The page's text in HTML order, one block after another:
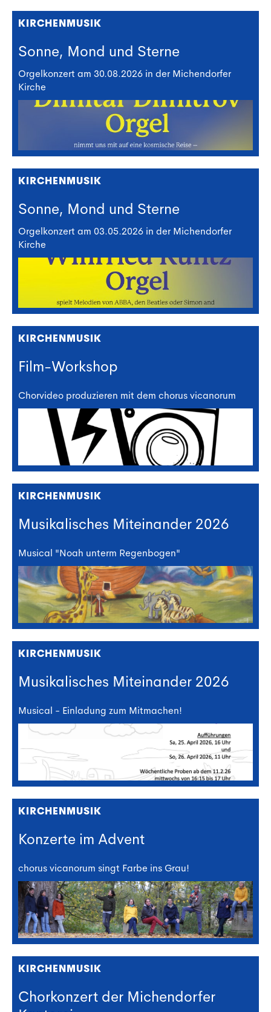
KIRCHENMUSIK
Sonne, Mond und Sterne
Orgelkonzert am 30.08.2026 in der Michendorfer
Kirche
KIRCHENMUSIK
Sonne, Mond und Sterne
Orgelkonzert am 03.05.2026 in der Michendorfer
Kirche
KIRCHENMUSIK
Film-Workshop
Chorvideo produzieren mit dem chorus vicanorum
KIRCHENMUSIK
Musikalisches Miteinander 2026
Musical "Noah unterm Regenbogen"
KIRCHENMUSIK
Musikalisches Miteinander 2026
Musical - Einladung zum Mitmachen!
KIRCHENMUSIK
Konzerte im Advent
chorus vicanorum singt Farbe ins Grau!
KIRCHENMUSIK
Chorkonzert der Michendorfer